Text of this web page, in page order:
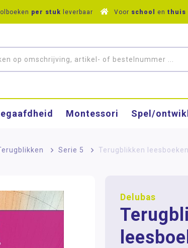
per stuk leverbaar Voor school en thuis
Montessori Spel/
> Serie 5 > Terugblikken
Delubas